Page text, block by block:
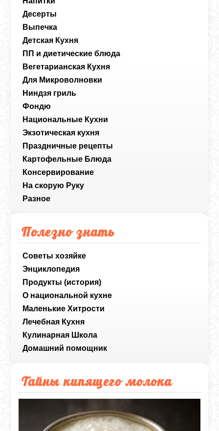
Десерты
Выпечка
Детская Кухня
ПП и диетические блюда
Вегетарианская Кухня
Для Микроволновки
Ниндзя гриль
Фондю
Национальные Кухни
Экзотическая кухня
Праздничные рецепты
Картофельные Блюда
Консервирование
На скорую Руку
Разное
Полезно знать
Советы хозяйке
Энциклопедия
Продукты (история)
О национальной кухне
Маленькие Хитрости
Лечебная Кухня
Кулинарная Школа
Домашний помощник
Тайны кипящего молока